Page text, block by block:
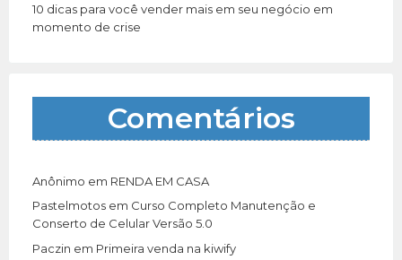
10 dicas para você vender mais em seu negócio em
momento de crise
Comentários
Anônimo em RENDA EM CASA
Pastelmotos em Curso Completo Manutenção e
Conserto de Celular Versão 5.0
Paczin em Primeira venda na kiwify